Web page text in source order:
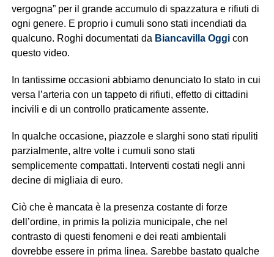
vergogna” per il grande accumulo di spazzatura e rifiuti di
ogni genere. E proprio i cumuli sono stati incendiati da
qualcuno. Roghi documentati da Biancavilla Oggicon
questo video.
In tantissime occasioni abbiamo denunciato lo stato in cui
versa l’arteria con un tappeto di rifiuti, effetto di cittadini
incivili e di un controllo praticamente assente.
In qualche occasione, piazzole e slarghi sono stati ripuliti
parzialmente, altre volte i cumuli sono stati
semplicemente compattati. Interventi costati negli anni
decine di migliaia di euro.
Ciò che è mancata è la presenza costante di forze
dell’ordine, in primis la polizia municipale, che nel
contrasto di questi fenomeni e dei reati ambientali
dovrebbe essere in prima linea. Sarebbe bastato qualche